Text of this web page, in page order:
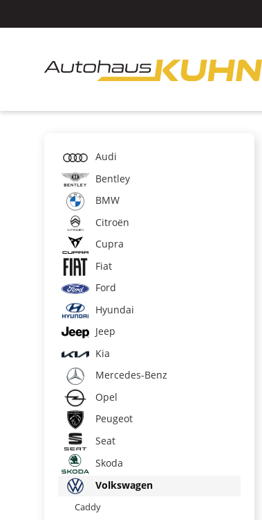
Audi
Bentley
BMW
Citroën
Cupra
Fiat
Ford
Hyundai
Jeep
Kia
Mercedes-Benz
Opel
Peugeot
Seat
Skoda
Volkswagen
Caddy